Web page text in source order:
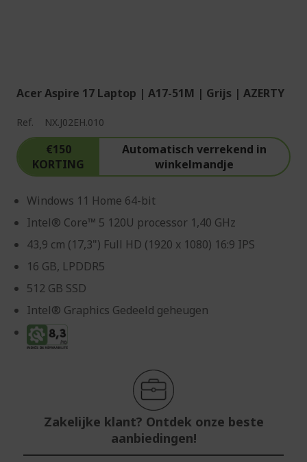
Acer Aspire 17 Laptop | A17-51M | Grijs | AZERTY
Ref. NX.J02EH.010
€150
KORTING
Automatisch verrekend in
winkelmandje
Windows 11 Home 64-bit
Intel® Core™ 5 120U processor 1,40 GHz
43,9 cm (17,3") Full HD (1920 x 1080) 16:9 IPS
16 GB, LPDDR5
512 GB SSD
Intel® Graphics Gedeeld geheugen
Zakelijke klant? Ontdek onze beste
aanbiedingen!